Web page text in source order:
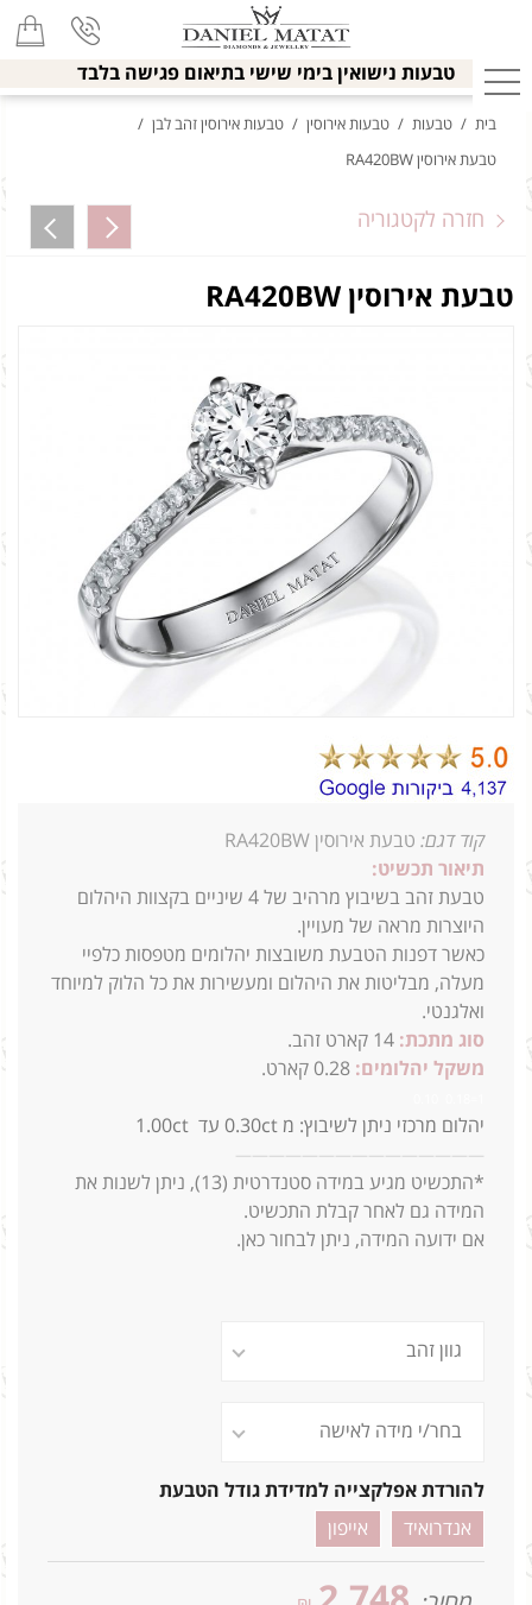
טבעות נישואין בימי שישי בתיאום פגישה בלבד
בית / טבעות / טבעות אירוסין / טבעות אירוסין זהב לבן /
טבעת אירוסין RA420BW
חזרה לקטגוריה
טבעת אירוסין RA420BW
קוד דגם: טבעת אירוסין RA420BW
תיאור תכשיט:
טבעת זהב בשיבוץ מרהיב של 4 שיניים בקצוות היהלום
היוצרות מראה של מעויין.
כאשר דפנות הטבעת משובצות יהלומים מטפסות כלפיי
מעלה, מבליטות את היהלום ומעשירות את כל הלוק למיוחד
ואלגנטי.
סוג מתכת: 14 קארט זהב.
משקל יהלומים:
יהלום מרכזי ניתן לשיבוץ: מ 0.30ct עד 1.00ct
—
—
—
—
—
—
—
—
—
—
—
—
—
—
—
*התכשיט מגיע במידה סטנדרטית (13),
ניתן לשנות את
המידה גם לאחר קבלת התכשיט.
אם ידועה המידה, ניתן לבחור כאן.
להורדת אפלקצייה למדידת גודל הטבעת
אנדרואיד
אייפון